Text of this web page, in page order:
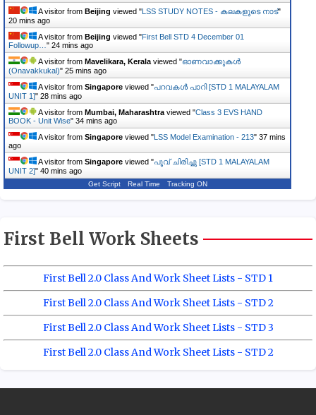
A visitor from Beijing viewed "LSS STUDY NOTES - കലകളുടെ നാട്"
20 mins ago
A visitor from Beijing viewed "First Bell STD 4 December 01
Followup…" 24 mins ago
A visitor from Mavelikara, Keralaviewed "ഓണവാക്കുകള്‍
(Onavakkukal)" 25 mins ago
A visitor from Singapore viewed "പറവകൾ പാറി [STD 1 MALAYALAM
UNIT 1]" 28 mins ago
A visitor from Mumbai, Maharashtraviewed "Class 3 EVS HAND
BOOK - Unit Wise" 34 mins ago
A visitor from Singapore viewed "LSS Model Examination - 213" 37 mins
ago
A visitor from Singapore viewed "പൂവ് ചിരിച്ചു [STD 1 MALAYALAM
UNIT 2]" 40 mins ago
Get Script Real Time Tracking ON
First Bell Work Sheets
First Bell 2.0 Class And Work Sheet Lists - STD 1
First Bell 2.0 Class And Work Sheet Lists - STD 2
First Bell 2.0 Class And Work Sheet Lists - STD 3
First Bell 2.0 Class And Work Sheet Lists - STD 2